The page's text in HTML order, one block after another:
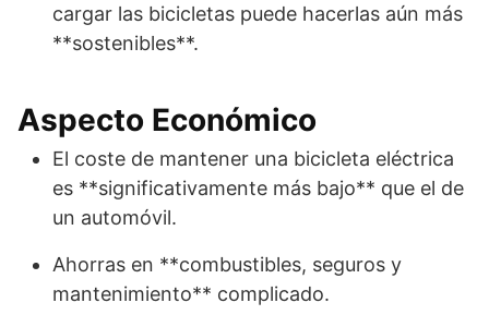
cargar las bicicletas puede hacerlas aún más
**sostenibles**.
Aspecto Económico
El coste de mantener una bicicleta eléctrica
es **significativamente más bajo** que el de
un automóvil.
Ahorras en **combustibles, seguros y
mantenimiento** complicado.